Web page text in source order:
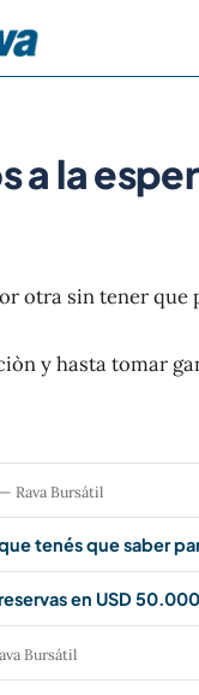
a la
otra sin tener
y hasta tomar
— Rava Bursátil
tenés que saber
en USD
Bursátil